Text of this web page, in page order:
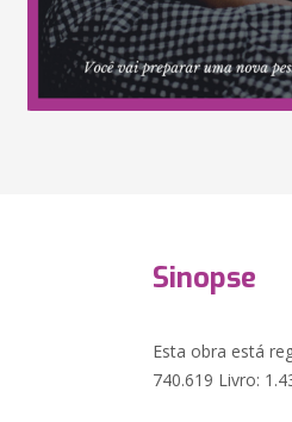
Sinopse
Esta obra está
740.619 Livro: